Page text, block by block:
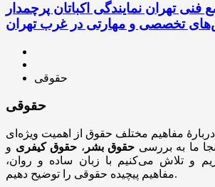
فنی تهران نمایندگی اکباتان پرچمدار
تخصصی و مهارتی در غرب تهران
حقوقی
حقوقی
مفاهیم مختلف حقوق از اهمیت ویژه‌ای
ما به بررسی حقوق بشر ، حقوق کیفری و
و تلاش می‌کنیم با زبان ساده و روان،
مفاهیم پیچیده حقوقی را توضیح دهیم.